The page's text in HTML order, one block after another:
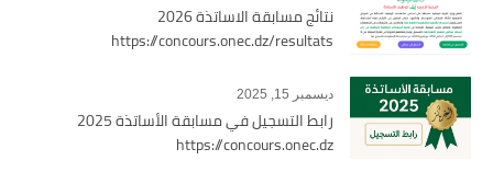
نتائج مسابقة الاساتذة 2026
https://concours.onec.dz/resultats
ديسمبر 15, 2025
رابط التسجيل في مسابقة الأساتذة 2025
https://concours.onec.dz